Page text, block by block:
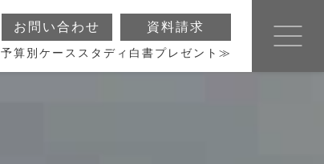
お問い合わせ 資料請求
予算別ケーススタディ白書プレゼント≫